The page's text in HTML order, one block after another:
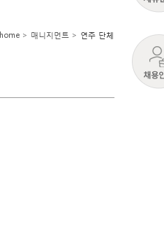
home > 매니지먼트 > 연주 단체